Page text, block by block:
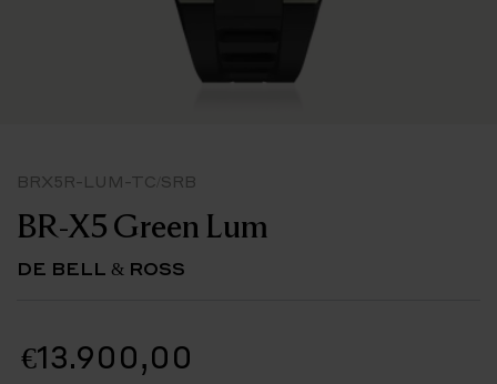
BRX5R-LUM-TC/SRB
BR-X5 Green Lum
DE BELL & ROSS
€13.900,00